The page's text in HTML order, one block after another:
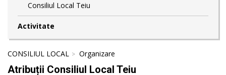
Consiliul Local Teiu
Activitate
CONSILIUL LOCAL Organizare
Atribuții Consiliul Local Teiu